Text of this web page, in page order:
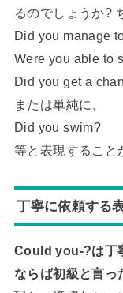
るのでしょうか?
Did you manage
Were you able to
Did you get a
または単純に、
Did you swim?
等と表現すること
丁寧に依頼する
Could you-?は丁
ならば初級と言っ